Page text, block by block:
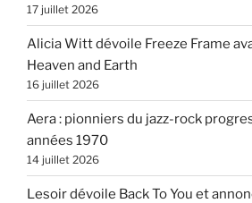
17 juillet 2026
Alicia Witt dévoile Freeze Frame
Heaven and Earth
16 juillet 2026
Aera : pionniers du jazz-rock
années 1970
14 juillet 2026
Lesoir dévoile Back To You et